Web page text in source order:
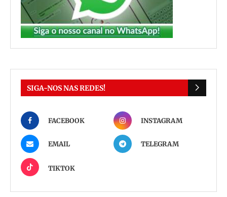
SIGA-NOS NAS REDES!
FACEBOOK INSTAGRAM
EMAIL TELEGRAM
TIKTOK